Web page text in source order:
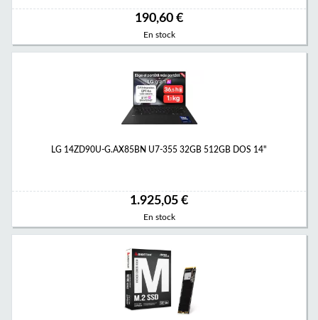
190,60 €
En stock
LG 14ZD90U-G.AX85BN U7-355 32GB 512GB DOS 14"
1.925,05 €
En stock